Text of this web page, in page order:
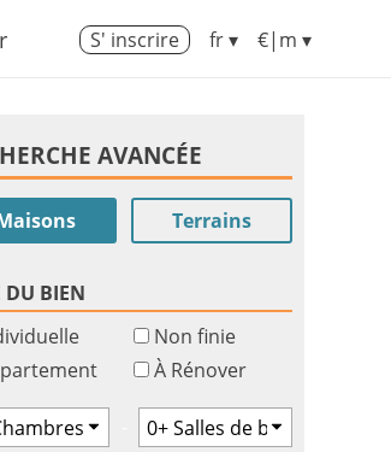
S' inscrire fr ▾ €|m ▾
AVANCÉE
Terrains
DU BIEN
Non finie
À Rénover